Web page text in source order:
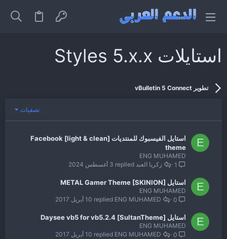
استايلات Styles 5.x.x
تطوير vBulletin 5 Connect
تصفيات
E
استايل الفيسبوك للمنتديات [light & clean] Facebook
theme
ENG MUHAMED
1
3 أغسطس 2024 زكريا العبد
E استايل METAL Gamer Theme [SKINION]
ENG MUHAMED
0
10 أبريل 2017 ENG MUHAMED
E استايل [SultanTheme] Daysee vb5 for vb5.2.4
ENG MUHAMED
0
10 أبريل 2017 ENG MUHAMED